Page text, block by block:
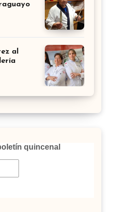
al
quincenal